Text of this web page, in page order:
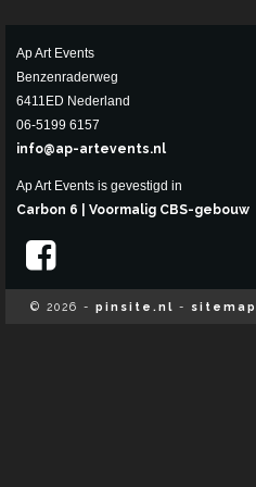
Ap Art Events
Benzenraderweg
6411ED Nederland
06-5199 6157
info@ap-artevents.nl
Ap Art Events is gevestigd in
Carbon 6 | Voormalig CBS-gebouw
© 2026 - pinsite.nl - sitemap